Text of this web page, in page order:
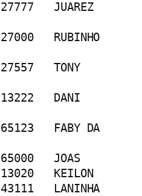
PT/PC do B/PV	65000	JOAS
PT/PC do B/PV	13020	KEILON
PT/PC do B/PV	43111	LANINHA